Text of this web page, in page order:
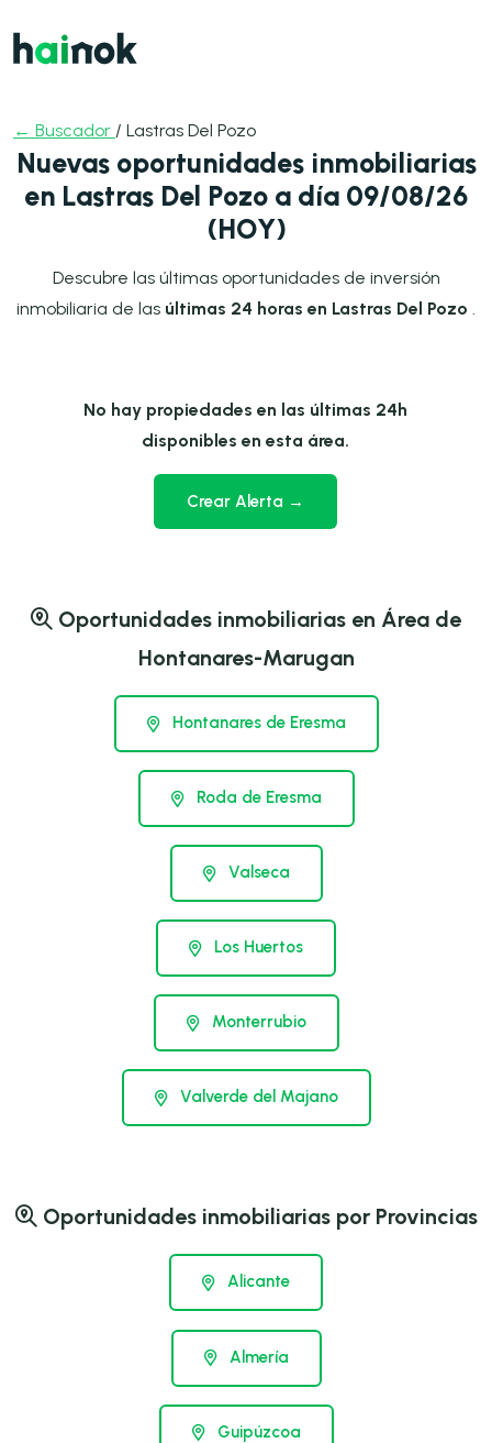
← Buscador / Lastras Del Pozo
Nuevas oportunidades inmobiliarias
en Lastras Del Pozo a día 09/08/26
(HOY)
Descubre las últimas oportunidades de inversión
inmobiliaria de las últimas 24 horas en Lastras Del Pozo
No hay propiedades en las últimas 24h
disponibles en esta área.
Crear Alerta →
Oportunidades inmobiliarias en Área de
Hontanares-Marugan
Hontanares de Eresma
Roda de Eresma
Valseca
Los Huertos
Monterrubio
Valverde del Majano
Oportunidades inmobiliarias por Provincias
Alicante
Almería
Guipúzcoa